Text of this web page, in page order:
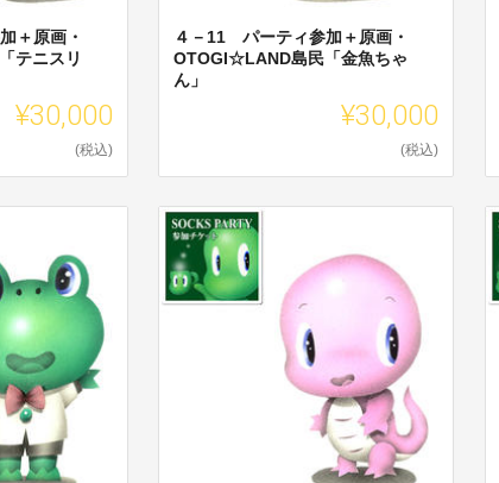
＋原画・
テニスリ
¥30,000
(税込)
４－11 パーティ参加＋原画・
OTOGI☆LAND島民「金魚ちゃ
ん」
¥30,000
(税込)